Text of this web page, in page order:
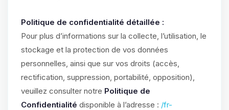
Politique de confidentialité détaillée :
Pour plus d’informations sur la collecte, l’utilisation, le
stockage et la protection de vos données
personnelles, ainsi que sur vos droits (accès,
rectification, suppression, portabilité, opposition),
veuillez consulter notre Politique de
Confidentialité disponible à l’adresse : /fr-